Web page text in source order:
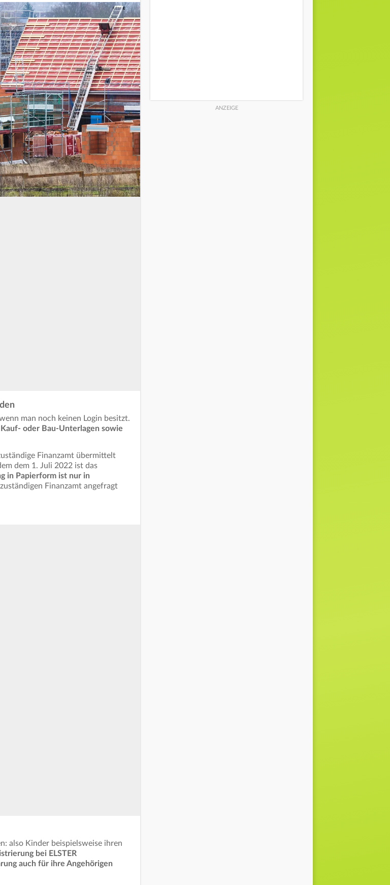
man noch keinen Login besitzt.
oder Bau-Unterlagen sowie
Finanzamt übermittelt
dem 1. Juli 2022 ist das
in Papierform ist nur in
Finanzamt angefragt
also Kinder beispielsweise ihren
bei ELSTER
auch für ihre Angehörigen